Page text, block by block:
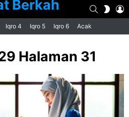
SEARCH
SKIN
Iqro 4 Iqro 5 Iqro 6 Acak
Halaman 31